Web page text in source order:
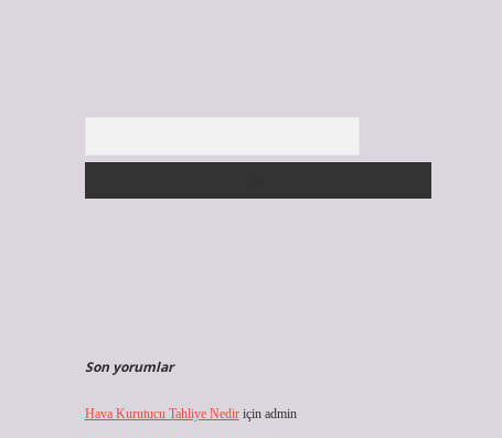
Son yorumlar
Hava Kurutucu Tahliye Nediriçin admin